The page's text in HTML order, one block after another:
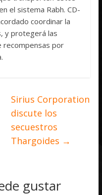
el sistema Rabh. CD-
coordinar la
y protegerá las
recompensas por
Sirius Corporation
discute los
secuestros
Thargoides →
gustar